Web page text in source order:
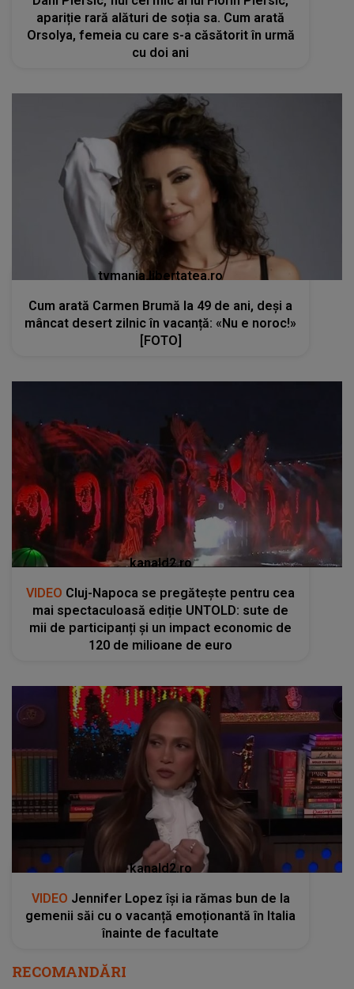
apariție rară alături de soția sa. Cum arată
Orsolya, femeia cu care s-a căsătorit în urmă
cu doi ani
tvmania.libertatea.ro
Cum arată Carmen Brumă la 49 de ani, deși a
mâncat desert zilnic în vacanță: «Nu e noroc!»
[FOTO]
kanald2.ro
VIDEO Cluj-Napoca se pregătește pentru cea
mai spectaculoasă ediție UNTOLD: sute de
mii de participanți și un impact economic de
120 de milioane de euro
kanald2.ro
VIDEO Jennifer Lopez își ia rămas bun de la
gemenii săi cu o vacanță emoționantă în Italia
înainte de facultate
RECOMANDĂRI